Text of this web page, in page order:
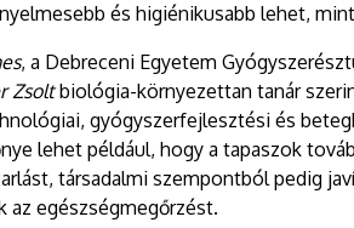
és higiénikusabb lehet,
, a Debreceni Egyetem
Zsoltbiológia-környezettan tanár
gyógyszerfejlesztési és
lehet például, hogy a tapaszok
társadalmi szempontból pedig
az egészségmegőrzést.